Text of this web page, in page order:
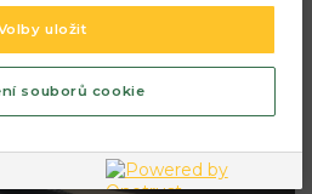
režimu je udávána v rozmezí
uložit
souborů cookie